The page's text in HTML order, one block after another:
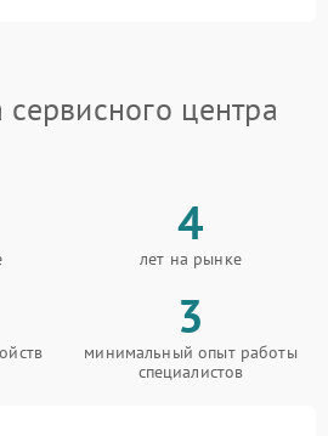
центра
4
лет на рынке
3
минимальный опыт работы
специалистов